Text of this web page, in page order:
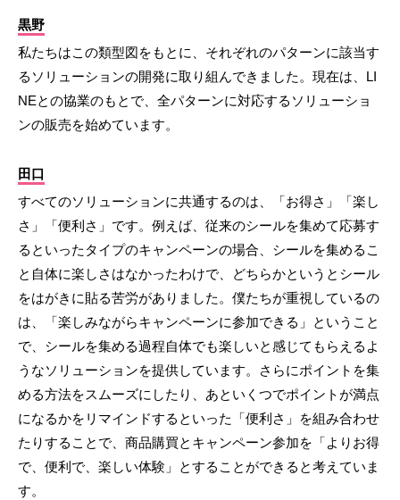
黒野
私たちはこの類型図をもとに、それぞれのパターンに該当す
るソリューションの開発に取り組んできました。現在は、LI
NEとの協業のもとで、全パターンに対応するソリューショ
ンの販売を始めています。
田口
すべてのソリューションに共通するのは、「お得さ」「楽し
さ」「便利さ」です。例えば、従来のシールを集めて応募す
るといったタイプのキャンペーンの場合、シールを集めるこ
と自体に楽しさはなかったわけで、どちらかというとシール
をはがきに貼る苦労がありました。僕たちが重視しているの
は、「楽しみながらキャンペーンに参加できる」ということ
で、シールを集める過程自体でも楽しいと感じてもらえるよ
うなソリューションを提供しています。さらにポイントを集
める方法をスムーズにしたり、あといくつでポイントが満点
になるかをリマインドするといった「便利さ」を組み合わせ
たりすることで、商品購買とキャンペーン参加を「よりお得
で、便利で、楽しい体験」とすることができると考えていま
す。